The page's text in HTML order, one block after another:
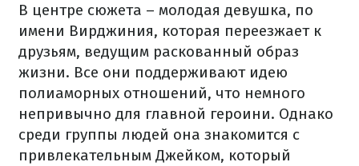
В центре сюжета – молодая девушка, по
имени Вирджиния, которая переезжает к
друзьям, ведущим раскованный образ
жизни. Все они поддерживают идею
полиаморных отношений, что немного
непривычно для главной героини. Однако
среди группы людей она знакомится с
привлекательным Джейком, который